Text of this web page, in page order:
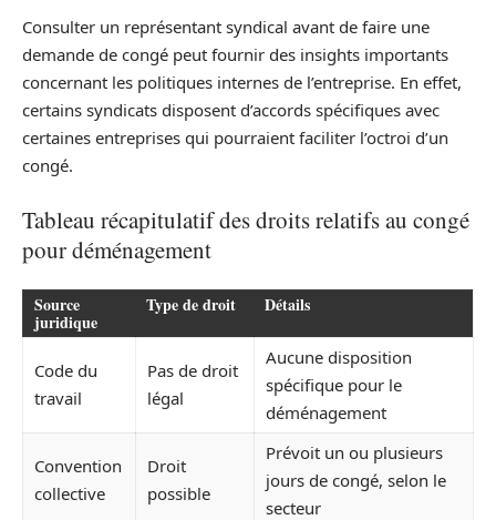
Consulter un représentant syndical avant de faire une
demande de congé peut fournir des insights importants
concernant les politiques internes de l’entreprise. En effet,
certains syndicats disposent d’accords spécifiques avec
certaines entreprises qui pourraient faciliter l’octroi d’un
congé.
Tableau récapitulatif des droits relatifs au congé
pour déménagement
Source
juridique
Type de droit Détails
Code du
travail
Pas de droit
légal
Aucune disposition
spécifique pour le
déménagement
Convention
collective
Droit
possible
Prévoit un ou plusieurs
jours de congé, selon le
secteur